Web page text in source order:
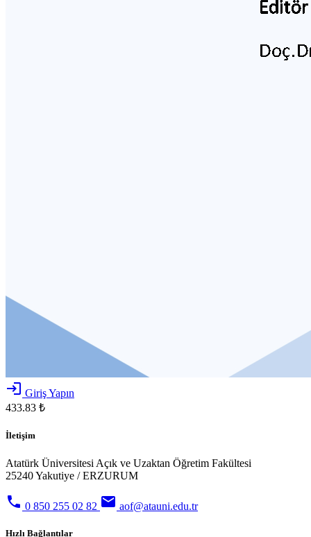
login Giriş Yapın
433.83 ₺
İletişim
Atatürk Üniversitesi Açık ve Uzaktan Öğretim Fakültesi
25240 Yakutiye / ERZURUM
phone 0 850 255 02 82 email aof@atauni.edu.tr
Hızlı Bağlantılar